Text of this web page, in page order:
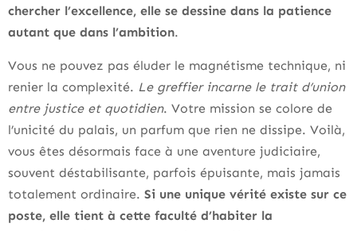
chercher l’excellence, elle se dessine dans la patience
autant que dans l’ambition.
Vous ne pouvez pas éluder le magnétisme technique, ni
renier la complexité. Le greffier incarne le trait d’union
entre justice et quotidien. Votre mission se colore de
l’unicité du palais, un parfum que rien ne dissipe. Voilà,
vous êtes désormais face à une aventure judiciaire,
souvent déstabilisante, parfois épuisante, mais jamais
totalement ordinaire. Si une unique vérité existe sur ce
poste, elle tient à cette faculté d’habiter la